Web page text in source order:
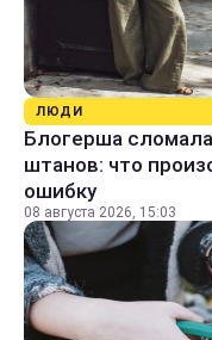
ЛЮДИ
Блогерша
штанов: что
ошибку
08 августа 2026, 15:03